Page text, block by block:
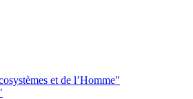
et de l’Homme"